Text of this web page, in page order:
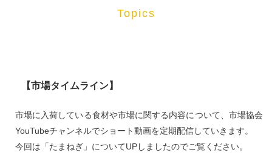
Topics
【市場タイムライン】
市場に入荷している食材や市場に関する内容について、市場協会
YouTubeチャンネルでショート動画を定期配信していきます。
今回は「たまねぎ」についてUPしましたのでご覧ください。